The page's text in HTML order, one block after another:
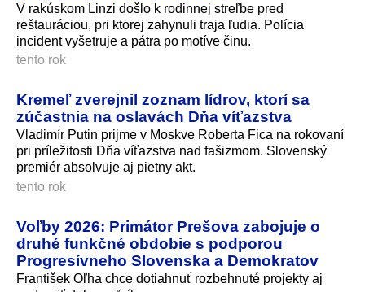
V rakúskom Linzi došlo k rodinnej streľbe pred
reštauráciou, pri ktorej zahynuli traja ľudia. Polícia
incident vyšetruje a pátra po motíve činu.
tento rok
Kremeľ zverejnil zoznam lídrov, ktorí sa
zúčastnia na oslavách Dňa víťazstva
Vladimír Putin prijme v Moskve Roberta Fica na rokovaní
pri príležitosti Dňa víťazstva nad fašizmom. Slovenský
premiér absolvuje aj pietny akt.
tento rok
Voľby 2026: Primátor Prešova zabojuje o
druhé funkčné obdobie s podporou
Progresívneho Slovenska a Demokratov
František Oľha chce dotiahnuť rozbehnuté projekty aj